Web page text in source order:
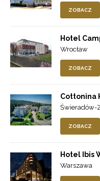
ZOBACZ
Hotel
Wrocław
ZOBACZ
Cottonina
Świeradów-
ZOBACZ
Hotel Ibis
Warszawa